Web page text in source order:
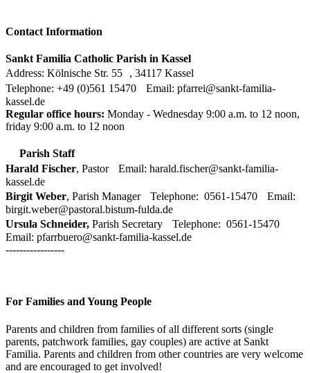
Contact Information
Sankt Familia Catholic Parish in Kassel
Address: Kölnische Str. 55 , 34117 Kassel
Telephone: +49 (0)561 15470 Email: pfarrei@sankt-familia-
kassel.de
Regular office hours: Monday - Wednesday 9:00 a.m. to 12 noon,
friday 9:00 a.m. to 12 noon
Parish Staff
Harald Fischer, Pastor Email: harald.fischer@sankt-familia-
kassel.de
Birgit Weber, Parish Manager Telephone: 0561-15470 Email:
birgit.weber@pastoral.bistum-fulda.de
Ursula Schneider, Parish Secretary Telephone: 0561-15470
Email: pfarrbuero@sankt-familia-kassel.de
-----------------
For Families and Young People
Parents and children from families of all different sorts (single
parents, patchwork families, gay couples) are active at Sankt
Familia. Parents and children from other countries are very welcome
and are encouraged to get involved!